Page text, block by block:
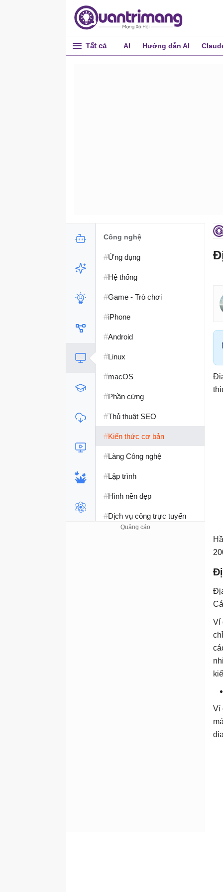
Tất cả AI Hướng dẫn AI
Ví
Ví
Công nghệ
#Ứng dụng
#Hệ thống
#Game - Trò chơi
#iPhone
#Android
#Linux
#macOS
#Phần cứng
#Thủ thuật SEO
#Kiến thức cơ bản
#Làng Công nghệ
#Lập trình
#Hình nền đẹp
#Dịch vụ công trực tuyến